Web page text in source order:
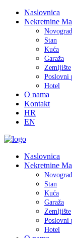
Naslovnica
Nekretnine
Stan
Kuća
Garaža
Zemljište
Poslovni
Hotel
O nama
Kontakt
HR
EN
Naslovnica
Nekretnine
Stan
Kuća
Garaža
Zemljište
Poslovni
Hotel